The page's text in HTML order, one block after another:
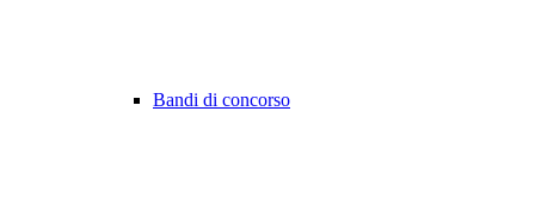
Bandi di concorso